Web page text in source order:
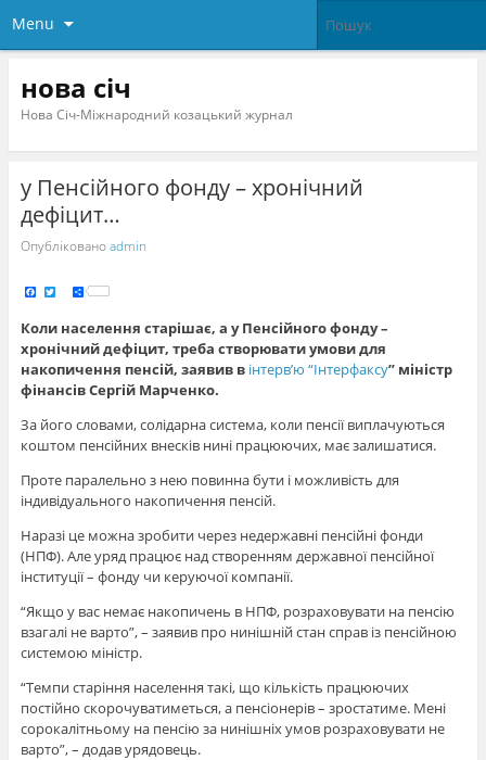
Menu
нова січ
Нова Січ-Міжнародний козацький журнал
у Пенсійного фонду – хронічний
дефіцит…
Опублікованоadmin
Fa
e
b
o
o
k
Tw
tte
r
S
h
r
e
Коли населення старішає, а у Пенсійного фонду –
хронічний дефіцит, треба створювати умови для
накопичення пенсій, заявив в інтерв’ю “Інтерфаксу” міністр
фінансів Сергій Марченко.
За його словами, солідарна система, коли пенсії виплачуються
коштом пенсійних внесків нині працюючих, має залишатися.
Проте паралельно з нею повинна бути і можливість для
індивідуального накопичення пенсій.
Наразі це можна зробити через недержавні пенсійні фонди
(НПФ). Але уряд працює над створенням державної пенсійної
інституції – фонду чи керуючої компанії.
“Якщо у вас немає накопичень в НПФ, розраховувати на пенсію
взагалі не варто”, – заявив про нинішній стан справ із пенсійною
системою міністр.
“Темпи старіння населення такі, що кількість працюючих
постійно скорочуватиметься, а пенсіонерів – зростатиме. Мені
сорокалітньому на пенсію за нинішніх умов розраховувати не
варто”, – додав урядовець.